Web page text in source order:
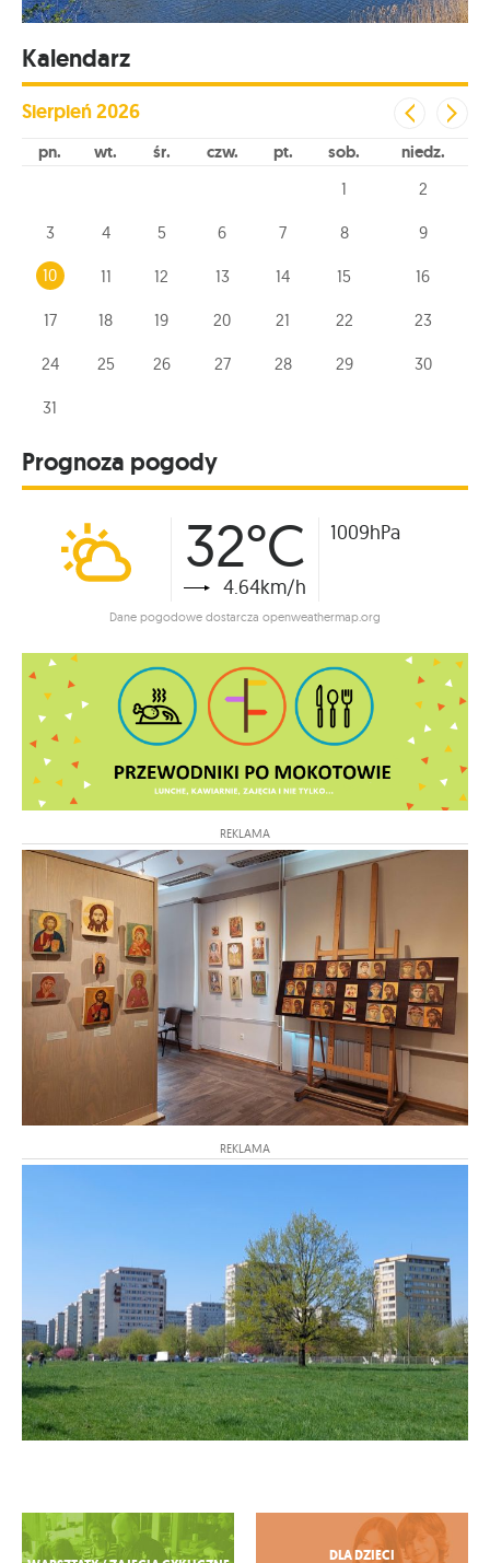
Kalendarz
Sierpień2026
pn wt śr czw pt sob niedz
1 2
3 4 5 6 7 8 9
10 11 12 13 14 15 16
17 18 19 20 21 22 23
24 25 26 27 28 29 30
31
Prognoza pogody
32°C
4.64km/h
1009hPa
Dane pogodowe dostarcza openweathermap.org
REKLAMA
REKLAMA
Zobacz więcej
DLA DZIECI